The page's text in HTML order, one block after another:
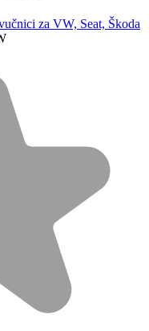
za VW, Seat, Škoda